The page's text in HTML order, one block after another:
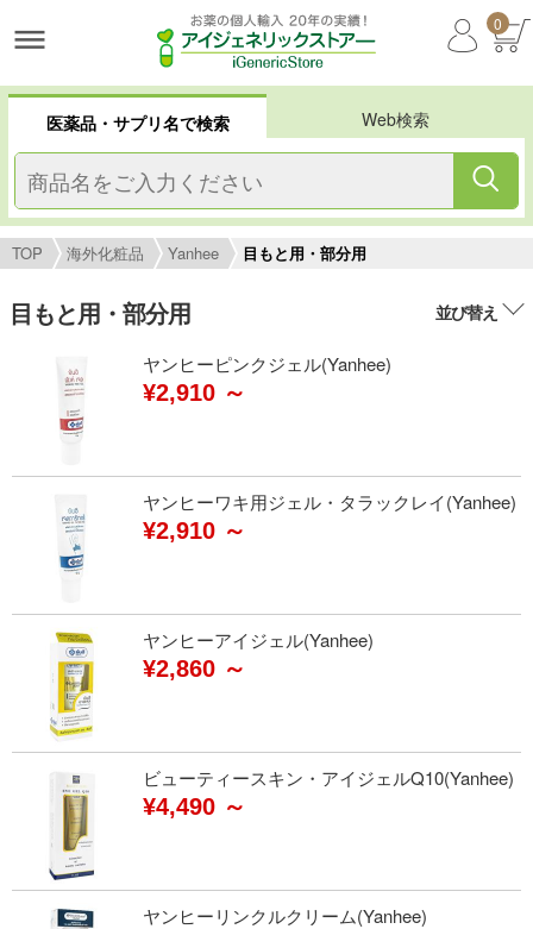
0
医薬品・サプリ名で検索 Web検索
TOP 海外化粧品 Yanhee 目もと用・部分用
目もと用・部分用 並び替え
ヤンヒーピンクジェル(Yanhee)
¥2,910 ～
ヤンヒーワキ用ジェル・タラックレイ(Yanhee)
¥2,910 ～
ヤンヒーアイジェル(Yanhee)
¥2,860 ～
ビューティースキン・アイジェルQ10(Yanhee)
¥4,490 ～
ヤンヒーリンクルクリーム(Yanhee)